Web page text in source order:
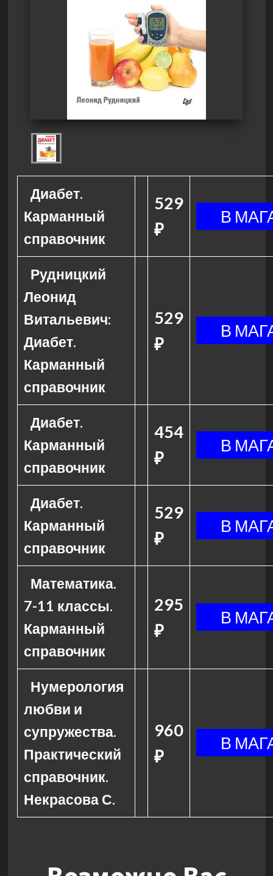
Диабет.
Карманный
справочник
529
₽
Рудницкий
Леонид
Витальевич:
Диабет.
Карманный
справочник
529
₽
Диабет.
Карманный
справочник
454
₽
Диабет.
Карманный
справочник
529
₽
Математика.
7-11 классы.
Карманный
справочник
295
₽
Нумерология
любви и
супружества.
Практический
справочник.
Некрасова С.
960
₽